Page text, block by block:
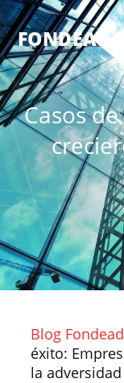
Casos
Blog
éxito:
la adversidad